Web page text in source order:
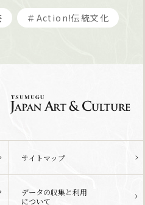
＃Action!伝統文化
サイトマップ
データの収集と利用
について